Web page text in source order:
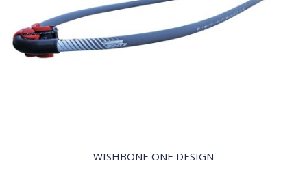
WISHBONE ONE DESIGN